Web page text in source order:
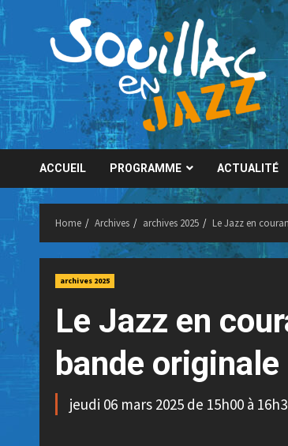
Skip
to
content
ACCUEIL PROGRAMME ACTUALITÉ
Home Archives archives 2025 Le Jazz en
archives 2025
Le Jazz en
bande originale
jeudi 06 mars 2025 de 15h00 à